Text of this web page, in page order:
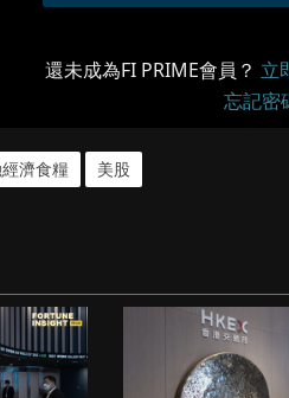
還未成為FI PRIME會員？ 立
忘記密
濟食糧 美股